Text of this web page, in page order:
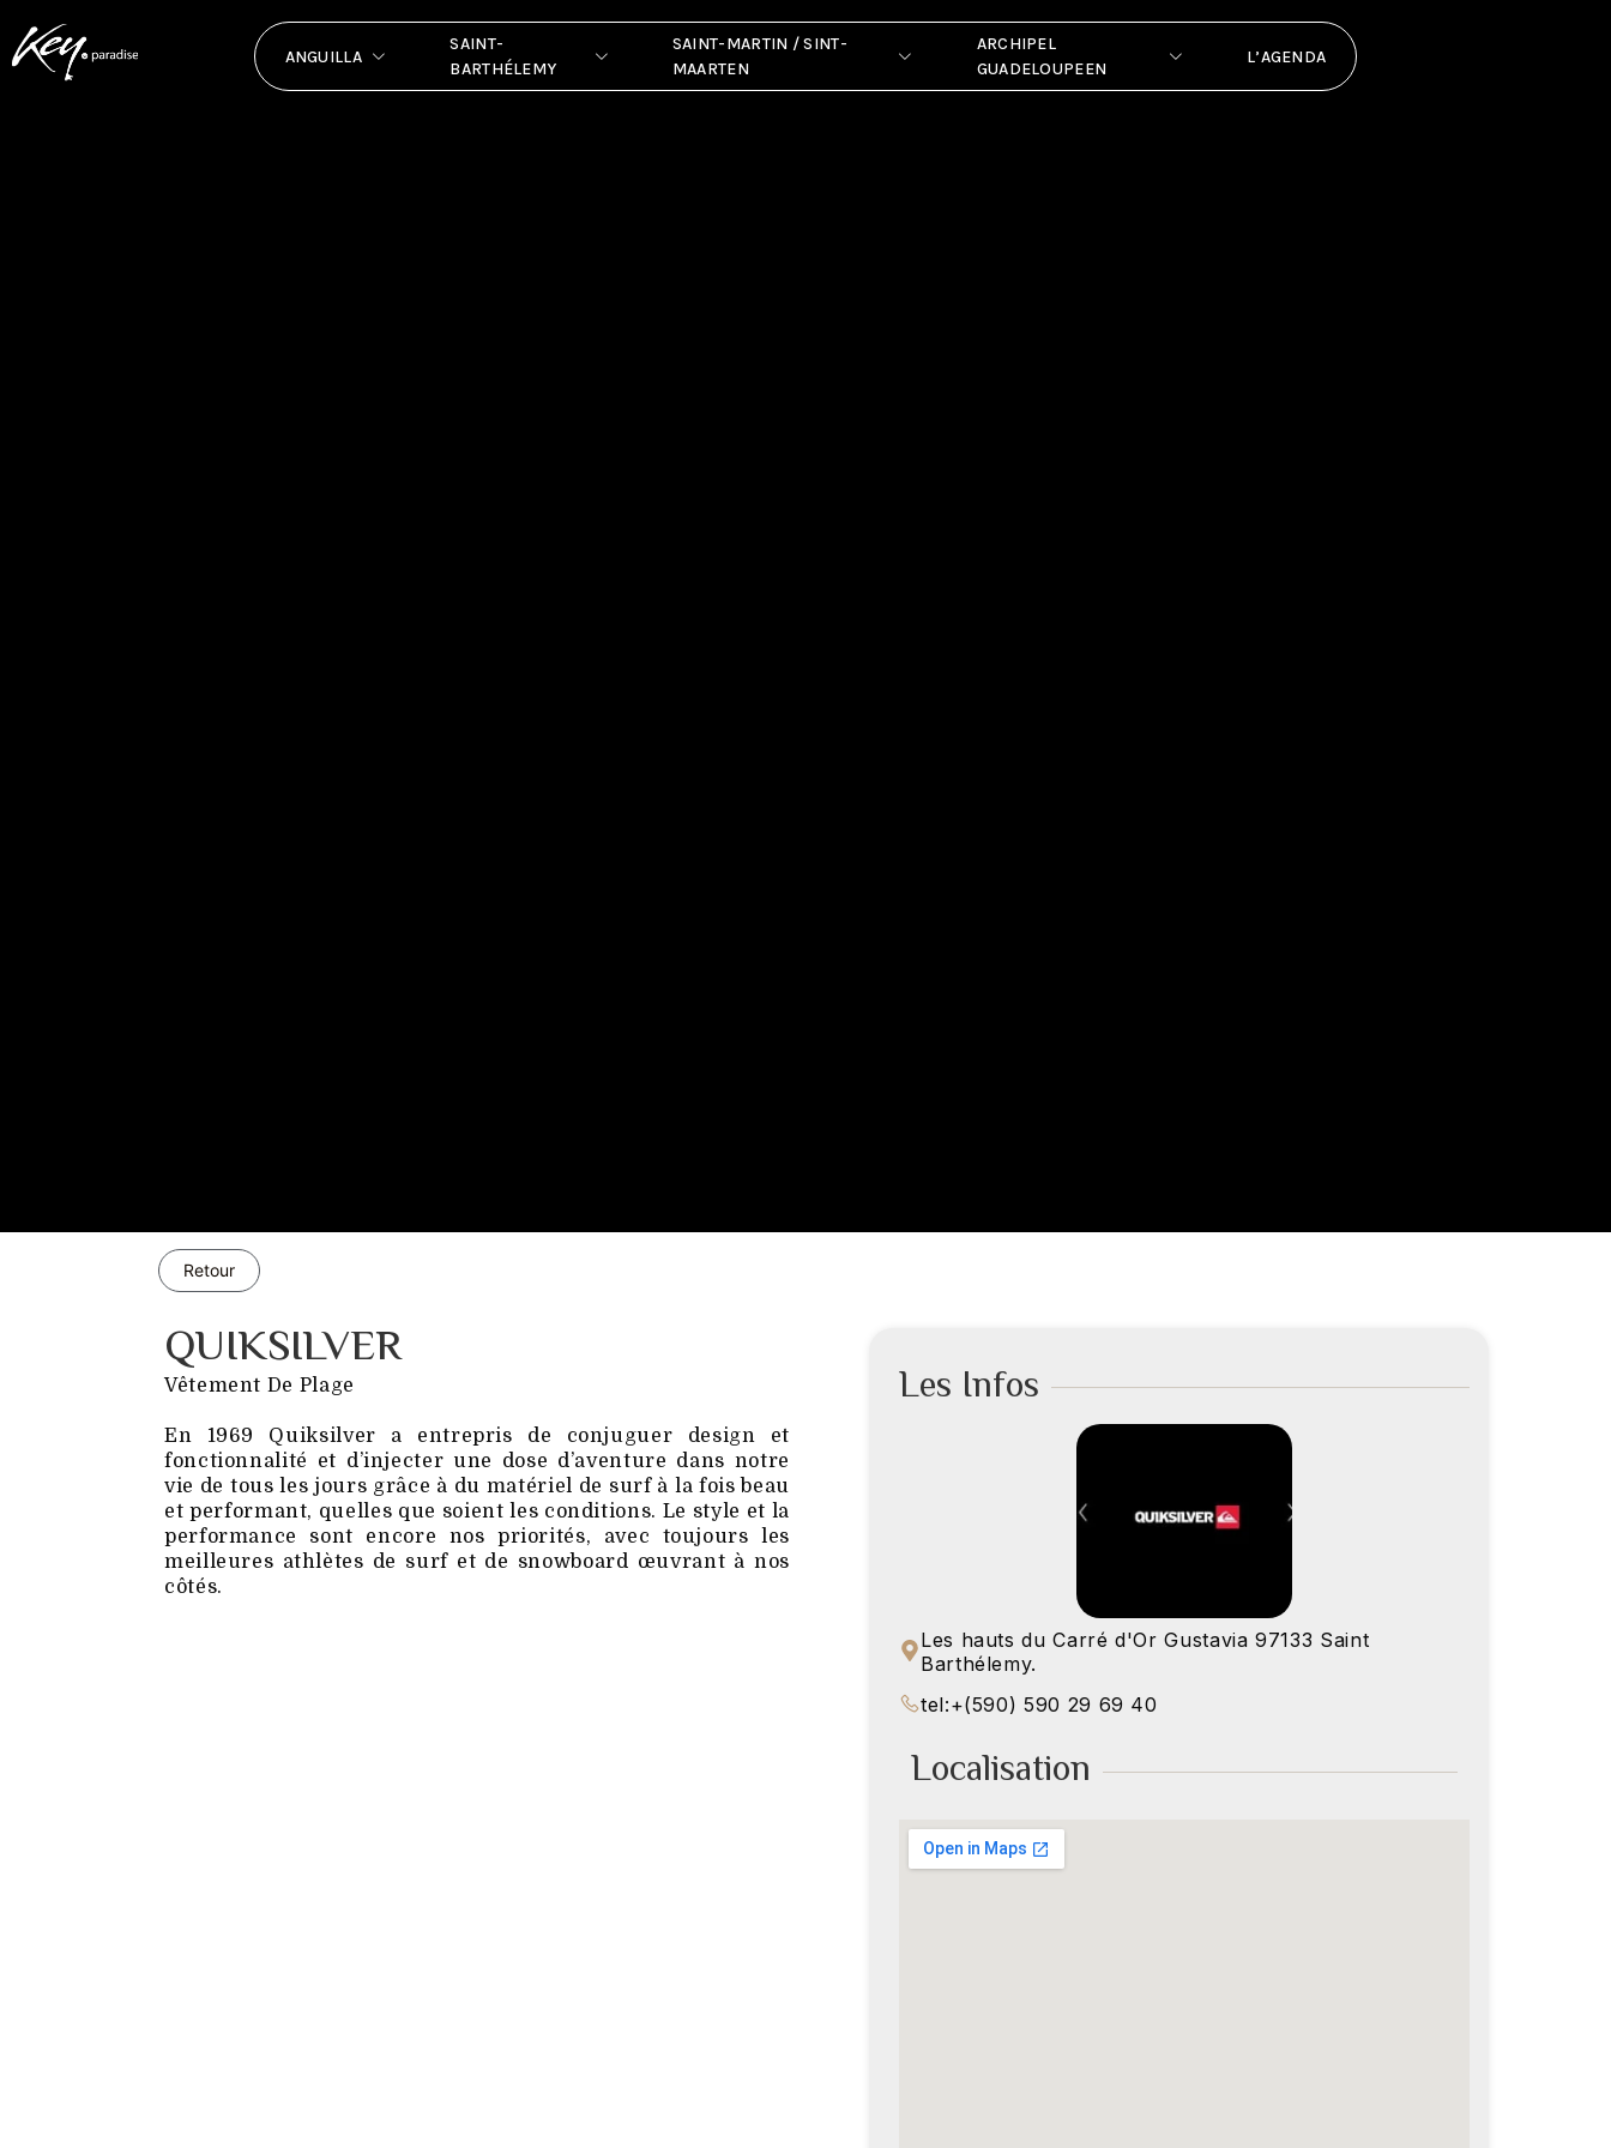
ANGUILLA
SAINT-
BARTHÉLEMY
SAINT-MARTIN / SINT-
MAARTEN
ARCHIPEL
GUADELOUPEEN
L’AGENDA
Retour
QUIKSILVER
Vêtement De Plage
En 1969 Quiksilver a entrepris de conjuguer design et
fonctionnalité et d’injecter une dose d’aventure dans notre
vie de tous les jours grâce à du matériel de surf à la fois beau
et performant, quelles que soient les conditions. Le style et la
performance sont encore nos priorités, avec toujours les
meilleures athlètes de surf et de snowboard œuvrant à nos
côtés.
Les Infos
Les hauts du Carré d'Or Gustavia 97133 Saint
Barthélemy.
tel:+(590) 590 29 69 40
Localisation